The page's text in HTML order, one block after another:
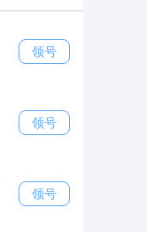
领号
领号
领号